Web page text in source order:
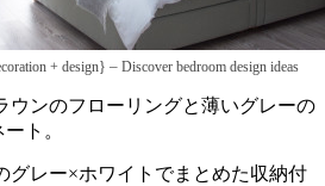
+ design} – Discover bedroom design ideas
ウンのフローリングと薄いグレーの
ト。
グレー×ホワイトでまとめた収納付